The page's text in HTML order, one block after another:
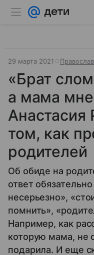
29 марта 2021
«Брат
а мама
том, как
родителей
Об обиде на
ответ
несерьезно»,
помнить»,
Например, как
которую мама, не
подарила. И еще